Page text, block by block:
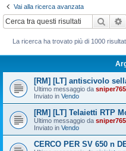
Vai alla ricerca avanzata
Cerca
La ricerca ha trovato più di 1000
[RM] [LT] antiscivolo
Ultimo messaggio da sniper765
Inviato in Vendo
[RM] [LT] Telaietti RTP
Ultimo messaggio da sniper765
Inviato in Vendo
CERCO PER SV 650 n